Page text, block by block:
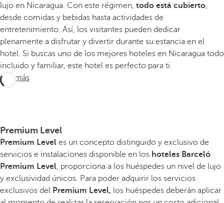
lujo en Nicaragua. Con este régimen, todo está cubierto
desde comidas y bebidas hasta actividades de
entretenimiento. Así, los visitantes pueden dedicar
plenamente a disfrutar y divertir durante su estancia en el
hotel. Si buscas uno de los mejores hoteles en Nicaragua todo
incluido y familiar, este hotel es perfecto para ti.
Ver más
Premium Level
Premium Level es un concepto distinguido y exclusivo de
servicios e instalaciones disponible en los hoteles Barceló
Premium Level , proporciona a los huéspedes un nivel de lujo
y exclusividad únicos. Para poder adquirir los servicios
exclusivos del Premium Level, los huéspedes deberán aplicar